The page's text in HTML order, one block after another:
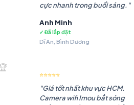
₫.
cực nhanh trong buổi sáng."
Anh Minh
✓ Đã lắp đặt
Dĩ An, Bình Dương
⭐⭐⭐⭐⭐
"Giá tốt nhất khu vực HCM.
Camera wifi Imou bắt sóng